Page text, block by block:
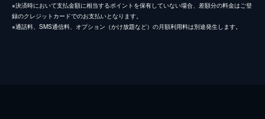
※決済時において支払金額に相当するポイントを保有していない場合、差額分の料金はご登
録のクレジットカードでのお支払いとなります。
※通話料、SMS通信料、オプション（かけ放題など）の月額利用料は別途発生します。